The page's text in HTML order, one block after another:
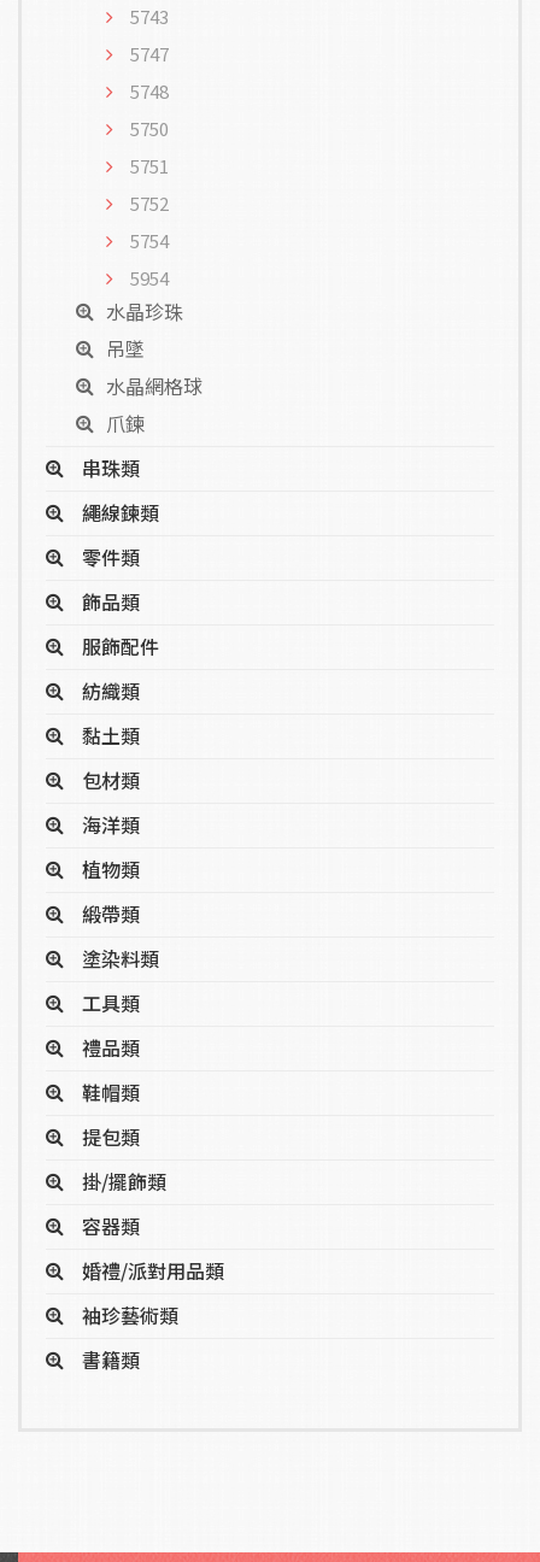
5743
5747
5748
5750
5751
5752
5754
5954
水晶珍珠
吊墜
水晶網格球
爪鍊
串珠類
繩線鍊類
零件類
飾品類
服飾配件
紡織類
黏土類
包材類
海洋類
植物類
緞帶類
塗染料類
工具類
禮品類
鞋帽類
提包類
掛/擺飾類
容器類
婚禮/派對用品類
袖珍藝術類
書籍類